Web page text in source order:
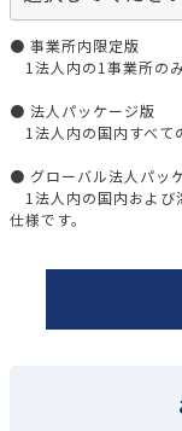
● 事業所内限定版
1法人内の1事業所の
● 法人パッケージ版
1法人内の国内すべて
● グローバル法人パッ
1法人内の国内および
仕様です。